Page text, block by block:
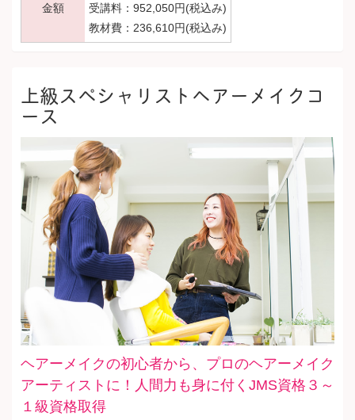
金額
受講料：952,050円(税込み)
教材費：236,610円(税込み)
上級スペシャリストヘアーメイクコ
ース
ヘアーメイクの初心者から、プロのヘアーメイク
アーティストに！人間力も身に付くJMS資格３～
１級資格取得